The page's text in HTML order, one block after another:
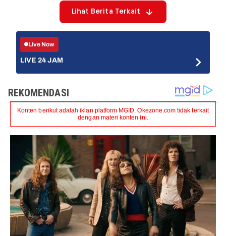
Lihat Berita Terkait
Live Now
LIVE 24 JAM